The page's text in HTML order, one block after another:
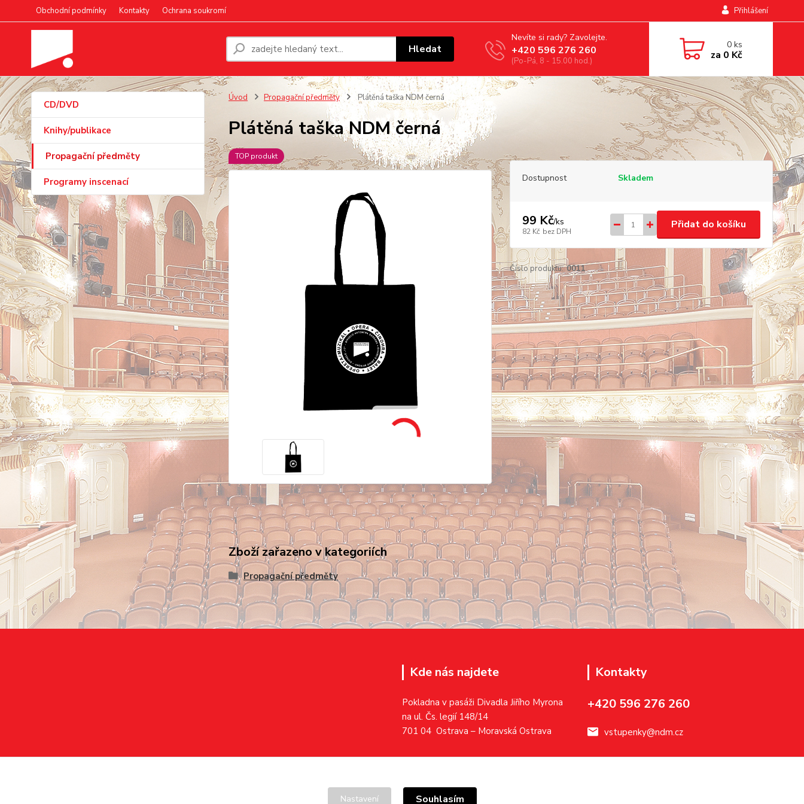
Obchodní podmínky Kontakty Ochrana soukromí Přihlášení
Hledat
Nevíte si rady? Zavolejte.
+420 596 276 260
(Po-Pá, 8 - 15.00 hod.)
0ks
za 0 Kč
CD/DVD
Knihy/publikace
Propagační předměty
Programy inscenací
Úvod Propagační předměty Plátěná taška NDM černá
Plátěná taška NDM černá
TOP produkt
Dostupnost Skladem
99 Kč/ks
82 Kč bez DPH
Přidat do košíku
Číslo produktu: 0011
Zboží zařazeno v kategoriích
Propagační předměty
Kde nás najdete
Pokladna v pasáži Divadla Jiřího Myrona
na ul. Čs. legií 148/14
701 04 Ostrava – Moravská Ostrava
Kontakty
+420 596 276 260
vstupenky@ndm.cz
Nastavení Souhlasím